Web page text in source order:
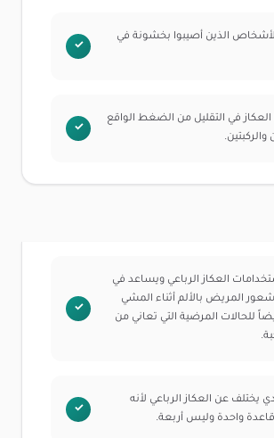
الذين أصيبوا بخشونة في
في التقليل من الضغط الواقع
العكاز الرباعي ويساعد في
المريض بالألم أثناء المشي
للحالات المرضية التي تعاني من
يختلف عن العكاز الرباعي لأنه
واحدة وليس أربعة.